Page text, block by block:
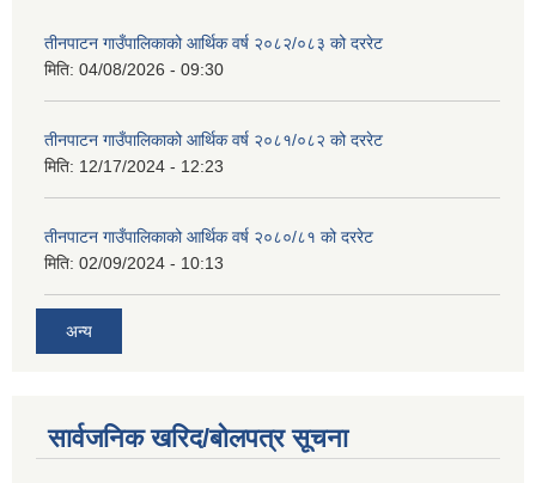
तीनपाटन गाउँपालिकाको आर्थिक वर्ष २०८२/०८३ को दररेट
मिति: 04/08/2026 - 09:30
तीनपाटन गाउँपालिकाको आर्थिक वर्ष २०८१/०८२ को दररेट
मिति: 12/17/2024 - 12:23
तीनपाटन गाउँपालिकाको आर्थिक वर्ष २०८०/८१ को दररेट
मिति: 02/09/2024 - 10:13
अन्य
सार्वजनिक खरिद/बोलपत्र सूचना